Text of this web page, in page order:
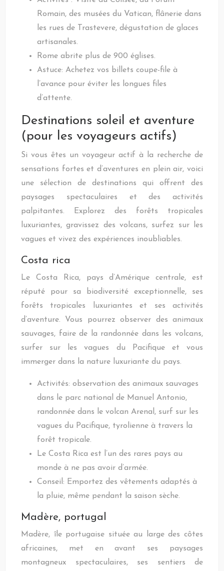
Romain, des musées du Vatican, flânerie dans
les rues de Trastevere, dégustation de glaces
artisanales.
Rome abrite plus de 900 églises.
Astuce: Achetez vos billets coupe-file à
l’avance pour éviter les longues files
d’attente.
Destinations soleil et aventure
(pour les voyageurs actifs)
Si vous êtes un voyageur actif à la recherche de
sensations fortes et d’aventures en plein air, voici
une sélection de destinations qui offrent des
paysages spectaculaires et des activités
palpitantes. Explorez des forêts tropicales
luxuriantes, gravissez des volcans, surfez sur les
vagues et vivez des expériences inoubliables.
Costa rica
Le Costa Rica, pays d’Amérique centrale, est
réputé pour sa biodiversité exceptionnelle, ses
forêts tropicales luxuriantes et ses activités
d’aventure. Vous pourrez observer des animaux
sauvages, faire de la randonnée dans les volcans,
surfer sur les vagues du Pacifique et vous
immerger dans la nature luxuriante du pays.
Activités: observation des animaux sauvages
dans le parc national de Manuel Antonio,
randonnée dans le volcan Arenal, surf sur les
vagues du Pacifique, tyrolienne à travers la
forêt tropicale.
Le Costa Rica est l’un des rares pays au
monde à ne pas avoir d’armée.
Conseil: Emportez des vêtements adaptés à
la pluie, même pendant la saison sèche.
Madère, portugal
Madère, île portugaise située au large des côtes
africaines, met en avant ses paysages
montagneux spectaculaires, ses sentiers de